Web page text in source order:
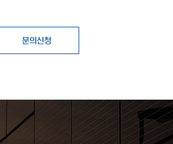
문의신청